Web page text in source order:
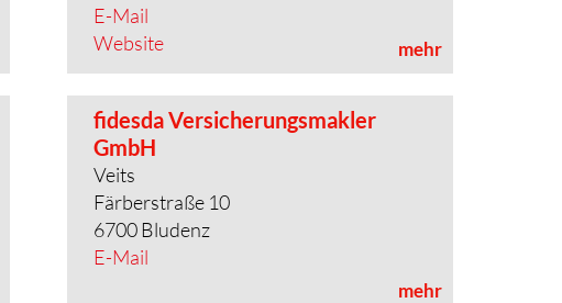
E-Mail
Website
mehr
fidesda Versicherungsmakler
GmbH
Veits
Färberstraße 10
6700 Bludenz
E-Mail
mehr